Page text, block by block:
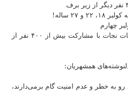
کمی بعد: اتمام عملیات نجات با مشارکت بیش از ۴۰۰ نفر از
همشهریان:
رو به خطر و عدم امنیت گام برمی‌دارند،